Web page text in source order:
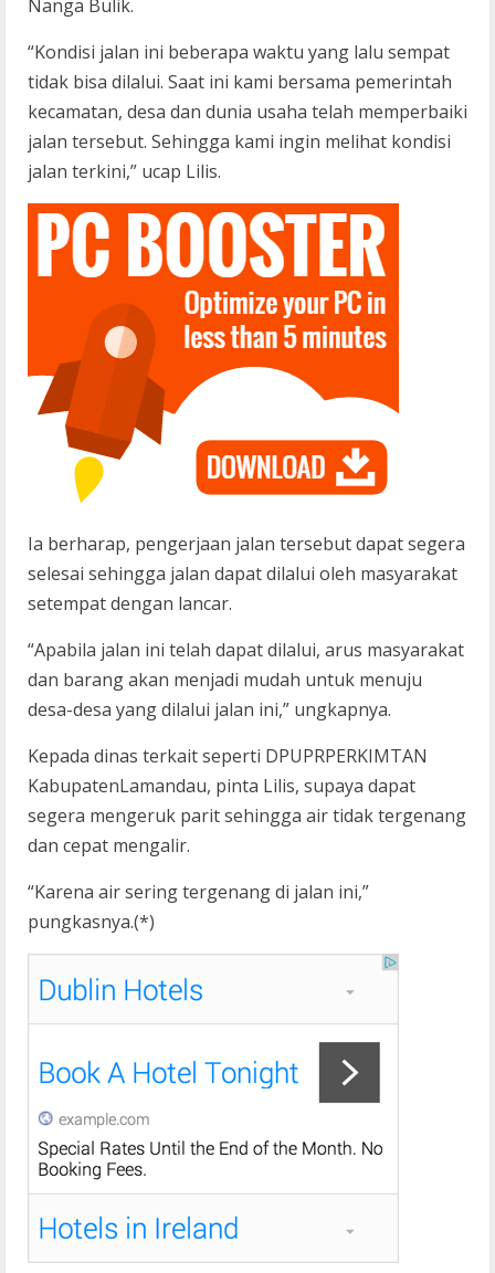
Nanga Bulik.
“Kondisi jalan ini beberapa waktu yang lalu sempat
tidak bisa dilalui. Saat ini kami bersama pemerintah
kecamatan, desa dan dunia usaha telah memperbaiki
jalan tersebut. Sehingga kami ingin melihat kondisi
jalan terkini,” ucap Lilis.
Ia berharap, pengerjaan jalan tersebut dapat segera
selesai sehingga jalan dapat dilalui oleh masyarakat
setempat dengan lancar.
“Apabila jalan ini telah dapat dilalui, arus masyarakat
dan barang akan menjadi mudah untuk menuju
desa-desa yang dilalui jalan ini,” ungkapnya.
Kepada dinas terkait seperti DPUPRPERKIMTAN
KabupatenLamandau, pinta Lilis, supaya dapat
segera mengeruk parit sehingga air tidak tergenang
dan cepat mengalir.
“Karena air sering tergenang di jalan ini,”
pungkasnya.(*)